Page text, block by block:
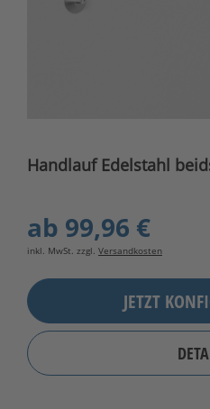
Handlauf Edelstahl
ab 99,96 €
inkl. MwSt. zzgl. Versandkosten
JETZT